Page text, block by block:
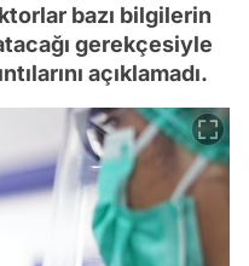
bazı bilgilerin
gerekçesiyle
açıklamadı.